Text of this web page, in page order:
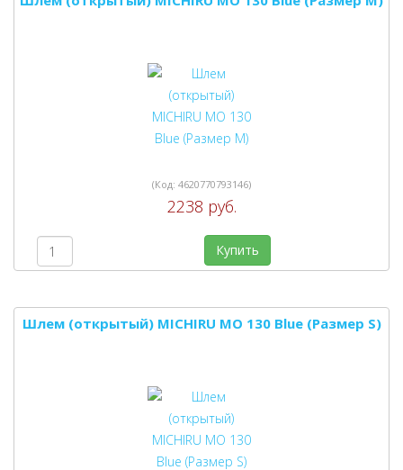
(Код: 4620770793146)
2238 руб.
Купить
Шлем (открытый) MICHIRU MO 130 Blue (Размер S)